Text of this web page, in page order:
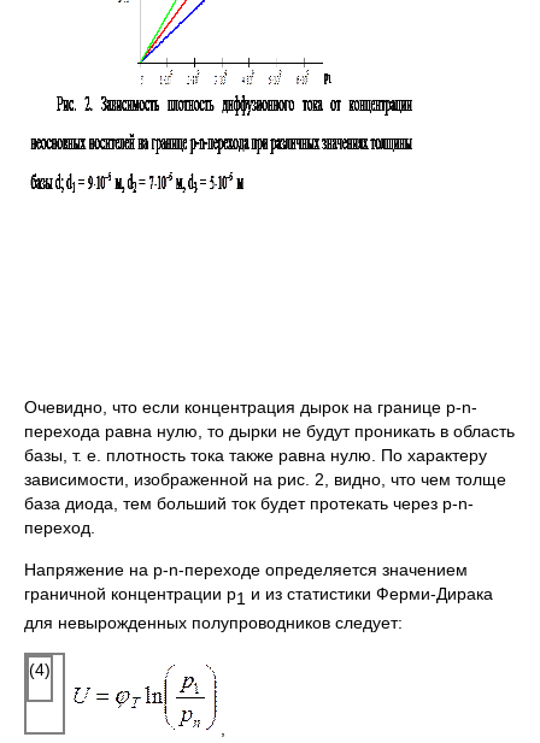
Очевидно, что если концентрация дырок на границе p-n-
перехода равна нулю, то дырки не будут проникать в область
базы, т. е. плотность тока также равна нулю. По характеру
зависимости, изображенной на рис. 2, видно, что чем толще
база диода, тем больший ток будет протекать через p-n-
переход.
Напряжение на p-n-переходе определяется значением
граничной концентрации p1 и из статистики Ферми-Дирака
для невырожденных полупроводников следует:
(4)